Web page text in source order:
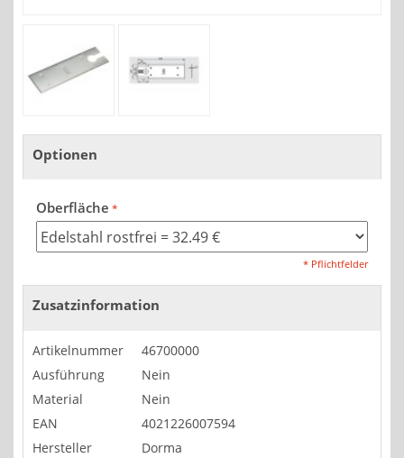
Optionen
Oberfläche
* Pflichtfelder
Zusatzinformation
Artikelnummer
46700000
Ausführung
Nein
Material
Nein
EAN
4021226007594
Hersteller
Dorma